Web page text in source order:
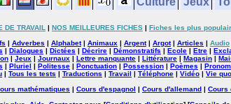
DE TRAVAIL | NOS MEILLEURES FICHES | Fiches les plus
| Adverbes | Alphabet| Animaux | Argent| Argot| Articles | Audio
| Dialogues | Dictées | Décrire | Démonstratifs | Ecole | Etre |
| Jeux | Journaux | Lettre manquante | Littérature | Magasin |
| Pluriel | Politesse | Ponctuation | Possession | Poèmes |
| Tous les tests | Traductions | Travail | Téléphone | Vidéo | Vie
mathématiques | Cours d'espagnol | Cours d'allemand | Cours